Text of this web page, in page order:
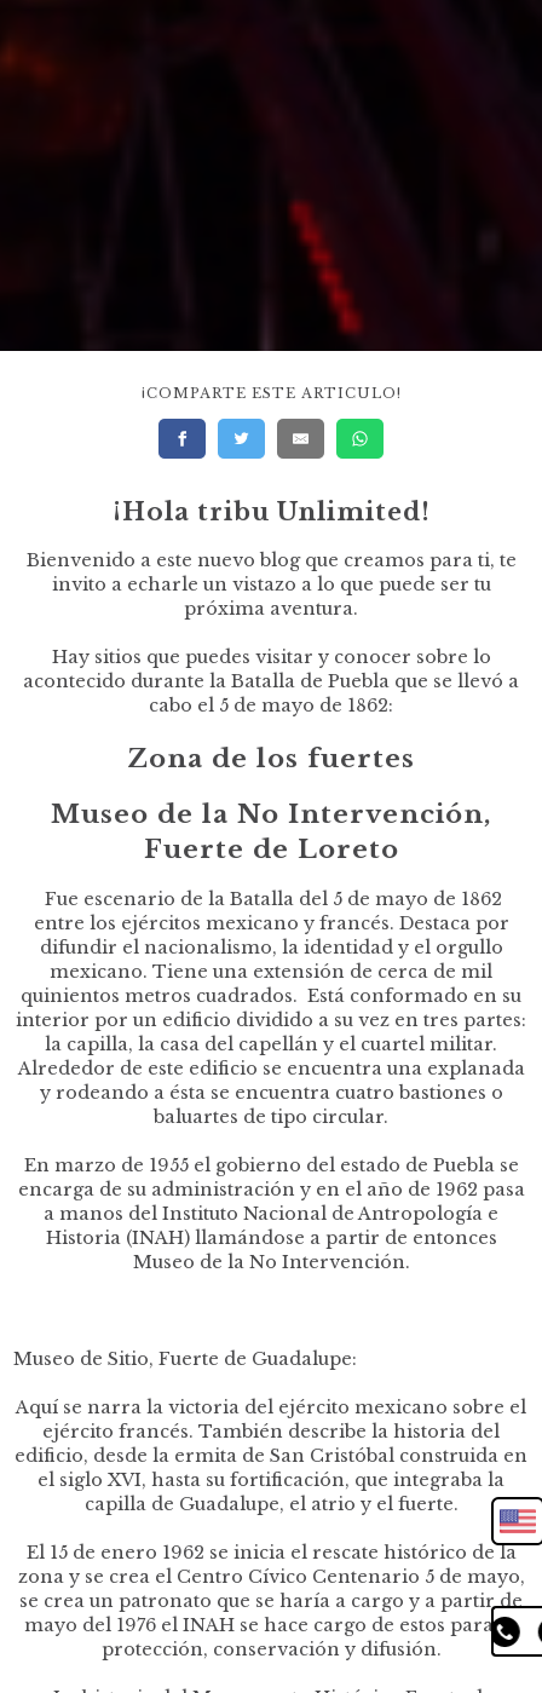
¡COMPARTE ESTE ARTICULO!
¡Hola tribu Unlimited!
Bienvenido a este nuevo blog que creamos para ti, te
invito a echarle un vistazo a lo que puede ser tu
próxima aventura.
Hay sitios que puedes visitar y conocer sobre lo
acontecido durante la Batalla de Puebla que se llevó a
cabo el 5 de mayo de 1862:
Zona de los fuertes
Museo de la No Intervención,
Fuerte de Loreto
Fue escenario de la Batalla del 5 de mayo de 1862
entre los ejércitos mexicano y francés. Destaca por
difundir el nacionalismo, la identidad y el orgullo
mexicano. Tiene una extensión de cerca de mil
quinientos metros cuadrados. Está conformado en su
interior por un edificio dividido a su vez en tres partes:
la capilla, la casa del capellán y el cuartel militar.
Alrededor de este edificio se encuentra una explanada
y rodeando a ésta se encuentra cuatro bastiones o
baluartes de tipo circular.
En marzo de 1955 el gobierno del estado de Puebla se
encarga de su administración y en el año de 1962 pasa
a manos del Instituto Nacional de Antropología e
Historia (INAH) llamándose a partir de entonces
Museo de la No Intervención.
Museo de Sitio, Fuerte de Guadalupe:
Aquí se narra la victoria del ejército mexicano sobre el
ejército francés. También describe la historia del
edificio, desde la ermita de San Cristóbal construida en
el siglo XVI, hasta su fortificación, que integraba la
capilla de Guadalupe, el atrio y el fuerte.
El 15 de enero 1962 se inicia el rescate histórico de la
zona y se crea el Centro Cívico Centenario 5 de mayo,
se crea un patronato que se haría a cargo y a partir de
mayo del 1976 el INAH se hace cargo de estos para su
protección, conservación y difusión.